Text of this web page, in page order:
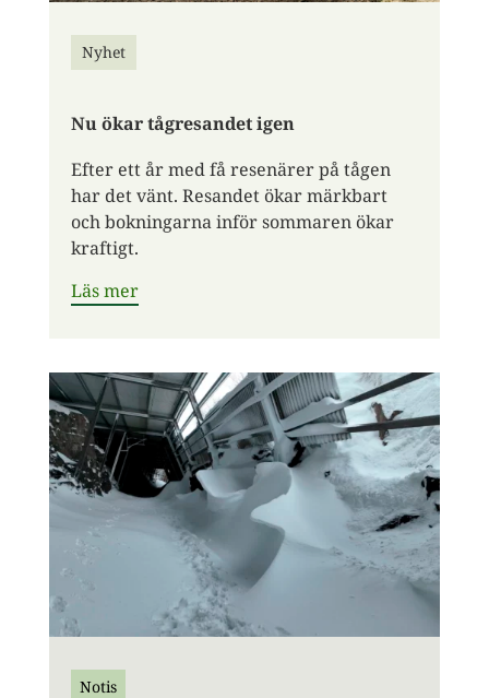
Nyhet
Nu ökar tågresandet igen
Efter ett år med få resenärer på tågen
har det vänt. Resandet ökar märkbart
och bokningarna inför sommaren ökar
kraftigt.
Läs mer
Notis